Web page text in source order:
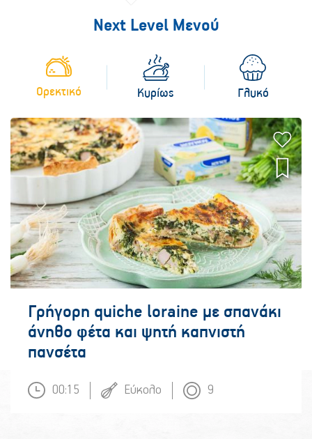
Next Level Μενού
Ορεκτικό Κυρίως Γλυκό
Γρήγορη quiche loraine με σπανάκι
άνηθο φέτα και ψητή καπνιστή
πανσέτα
00:15 Εύκολο 9